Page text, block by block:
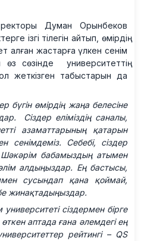
ректоры Думан Орынбеков
ізгі тілегін айтып, өмірдің
жастарға үлкен сенім
сөзінде университеттің
жеткізген табыстарын да
бүгін өмірдің жаңа белесіне
Сіздер еліміздің саналы,
азаматтарының қатарын
сенімдеміз. Себебі, сіздер
бабамыздың атымен
алдыңыздар. Ең бастысы,
сусындап қана қоймай,
жинақтадыңыздар.
сіздермен бірге
аптада ғана әлемдегі ең
рейтингі – QS